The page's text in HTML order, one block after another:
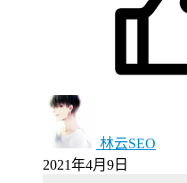
林云SEO
2021年4月9日